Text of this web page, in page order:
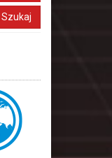
Szukaj